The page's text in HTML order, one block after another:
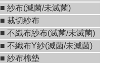
■ 紗布(滅菌/未滅菌)
■ 裁切紗布
■ 不織布紗布(滅菌/未滅菌)
■ 不織布Y紗(滅菌/未滅菌)
■ 紗布棉墊